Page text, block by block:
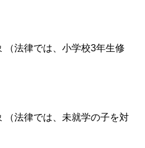
（法律では、小学校3年生修
（法律では、未就学の子を対